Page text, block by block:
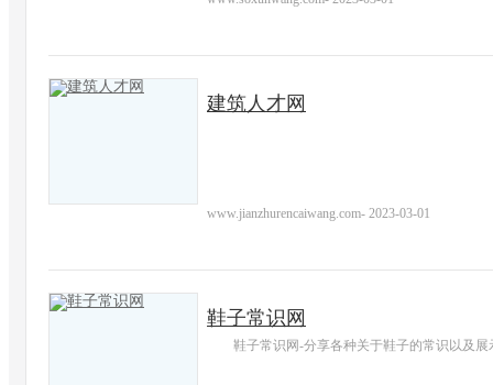
建筑人才网
www.jianzhurencaiwang.com- 2023-03-01
鞋子常识网
鞋子常识网-分享各种关于鞋子的常识以及